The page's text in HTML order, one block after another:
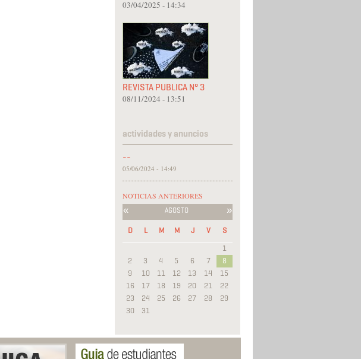
03/04/2025 - 14:34
REVISTA PUBLICA N° 3
08/11/2024 - 13:51
actividades y anuncios
--
05/06/2024 - 14:49
NOTICIAS ANTERIORES
« AGOSTO »
D L M M J V
S
1
2
3 4 5 6 7
8
9
10 11 12 13 14
15
16
17 18 19 20 21
22
23
24 25 26 27 28
29
30
31